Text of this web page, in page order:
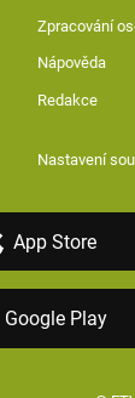
Zpracování
Nápověda
Redakce
Nastavení
App Store
Google Play